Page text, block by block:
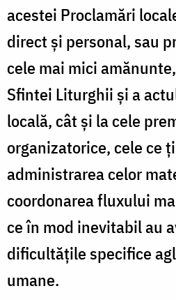
acestei Proclamări
direct și personal, sau
cele mai mici
Sfintei Liturghii și a
locală, cât și la cele
organizatorice, cele ce
administrarea celor
coordonarea fluxului
ce în mod inevitabil au
dificultățile specifice
umane.